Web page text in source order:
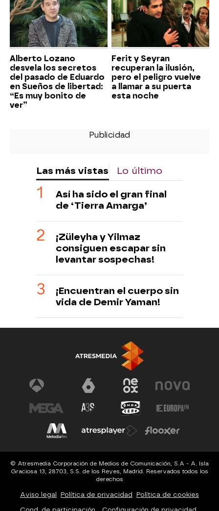
Alberto Lozano
desvela los secretos
del pasado de Eduardo
en Sueños de libertad:
“Es muy bonito de
ver”
Ferit y Seyran
recuperan la ilusión,
pero el peligro vuelve
a llamar a su puerta
esta noche
Las más vistas Lo último
Así ha sido el gran final
de ‘Tierra Amarga’
¡Züleyha y Yilmaz
consiguen escapar sin
levantar sospechas!
¡Encuentran el cuerpo sin
vida de Demir Yaman!
© Atresmedia Corporación de Medios de Comunicación, S.A - A. Isla
Graciosa 13, 28703, S.S. de los Reyes, Madrid. Reservados todos los
derechos
Aviso legal Política de privacidad Política de cookies